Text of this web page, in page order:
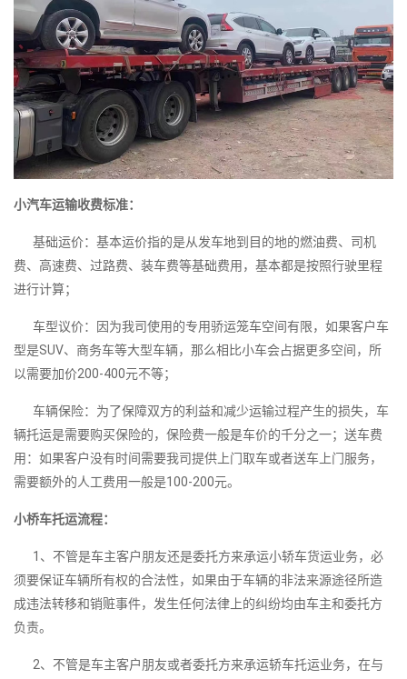
小汽车运输收费标准：
基础运价：基本运价指的是从发车地到目的地的燃油费、司机
费、高速费、过路费、装车费等基础费用，基本都是按照行驶里程
进行计算；
车型议价：因为我司使用的专用骄运笼车空间有限，如果客户车
型是SUV、商务车等大型车辆，那么相比小车会占据更多空间，所
以需要加价200-400元不等；
车辆保险：为了保障双方的利益和减少运输过程产生的损失，车
辆托运是需要购买保险的，保险费一般是车价的千分之一；送车费
用：如果客户没有时间需要我司提供上门取车或者送车上门服务，
需要额外的人工费用一般是100-200元。
小桥车托运流程：
1、不管是车主客户朋友还是委托方来承运小轿车货运业务，必
须要保证车辆所有权的合法性，如果由于车辆的非法来源途径所造
成违法转移和销赃事件，发生任何法律上的纠纷均由车主和委托方
负责。
2、不管是车主客户朋友或者委托方来承运轿车托运业务，在与